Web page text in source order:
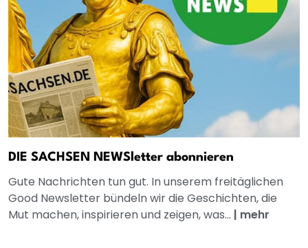
DIE SACHSEN NEWSletter abonnieren
Gute Nachrichten tun gut. In unserem freitäglichen
Good Newsletter bündeln wir die Geschichten, die
Mut machen, inspirieren und zeigen, was... | mehr